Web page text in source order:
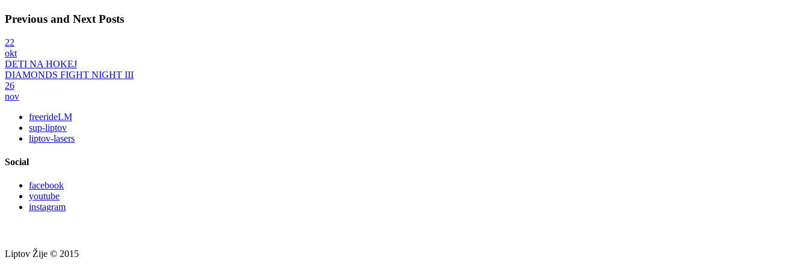
Previous and Next Posts
22
okt
DETI NA HOKEJ
DIAMONDS FIGHT NIGHT III
26
nov
freerideLM
sup-liptov
liptov-lasers
Social
facebook
youtube
instagram
Liptov Žije © 2015